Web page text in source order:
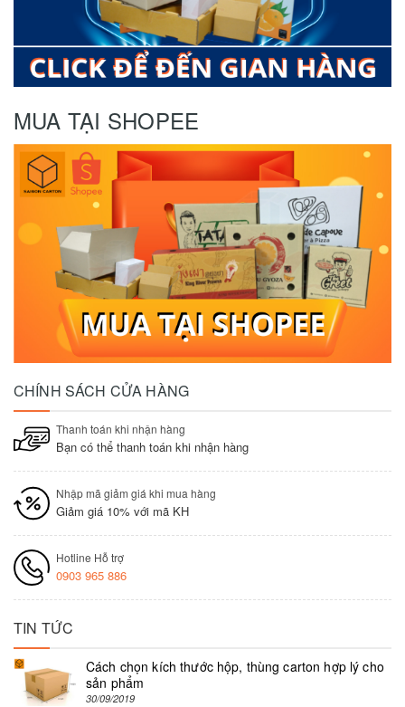
MUA TẠI SHOPEE
CHÍNH SÁCH CỬA HÀNG
Thanh toán khi nhận hàng
Bạn có thể thanh toán khi nhận hàng
Nhập mã giảm giá khi mua hàng
Giảm giá 10% với mã KH
Hotline Hỗ trợ
0903 965 886
TIN TỨC
Cách chọn kích thước hộp, thùng carton hợp lý cho
sản phẩm
30/09/2019